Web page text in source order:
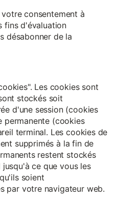
consentement à
fins d'évaluation
désabonner de la
Les cookies sont
stockés soit
d'une session (cookies
permanente (cookies
terminal. Les cookies de
supprimés à la fin de
restent stockés
ce que vous les
soient
par votre navigateur web.